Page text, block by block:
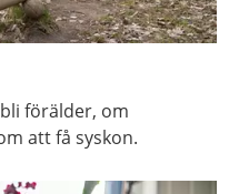
förälder, om
att få syskon.